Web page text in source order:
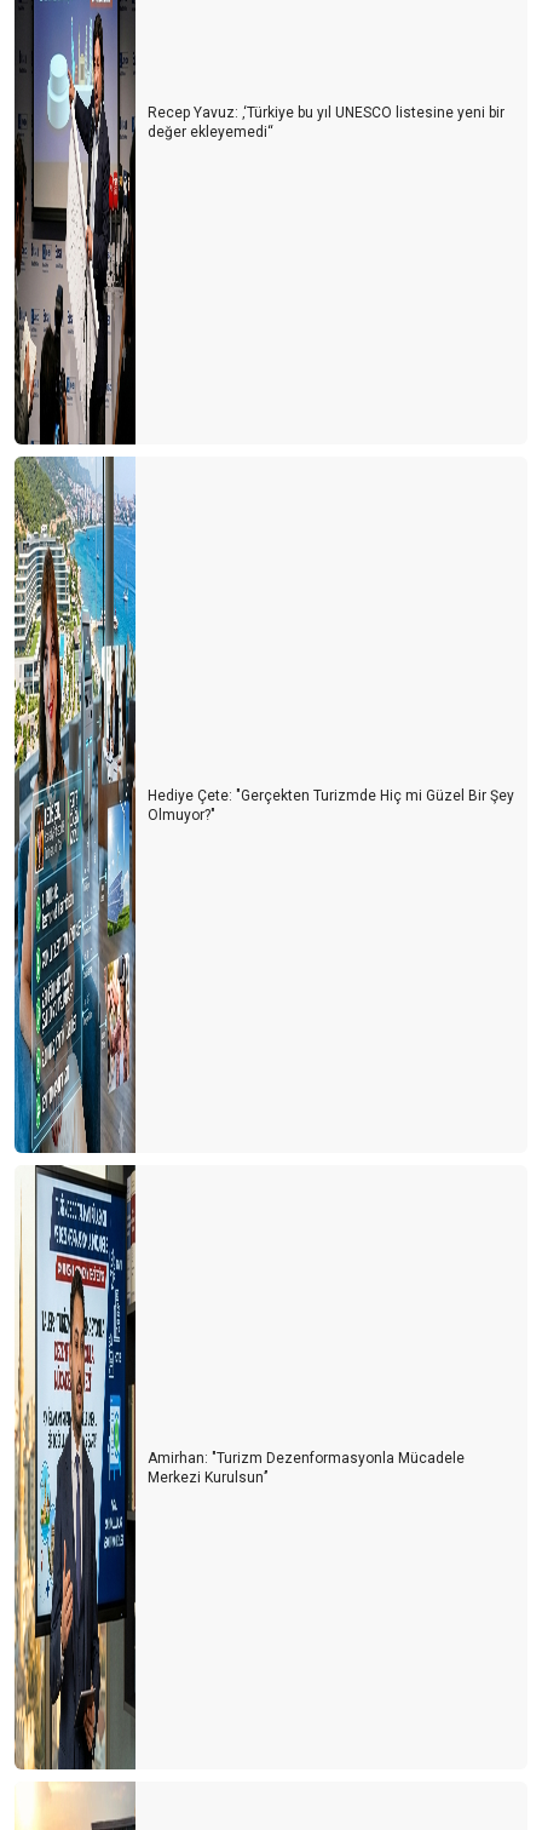
Recep Yavuz: ‚‘Türkiye bu yıl UNESCO listesine yeni bir
değer ekleyemedi‘‘
Hediye Çete: "Gerçekten Turizmde Hiç mi Güzel Bir Şey
Olmuyor?"
Amirhan: "Turizm Dezenformasyonla Mücadele
Merkezi Kurulsun’’